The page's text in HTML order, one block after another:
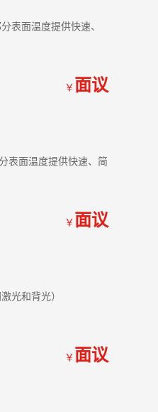
表面温度提供快速、
￥ 面议
表面温度提供快速、简
￥ 面议
光和背光）
￥ 面议